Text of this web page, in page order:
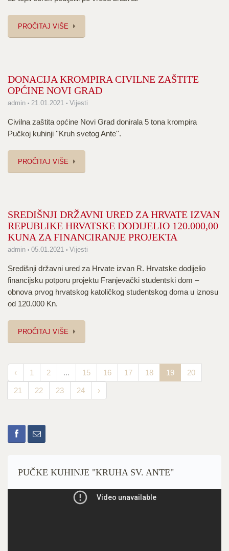
PROČITAJ VIŠE
DONACIJA KROMPIRA CIVILNE ZAŠTITE
OPĆINE NOVI GRAD
admin 21.01.2021 Vijesti
Civilna zaštita općine Novi Grad donirala 5 tona krompira
Pučkoj kuhinji ''Kruh svetog Ante''.
PROČITAJ VIŠE
SREDIŠNJI DRŽAVNI URED ZA HRVATE IZVAN
REPUBLIKE HRVATSKE DODIJELIO 120.000,00
KUNA ZA FINANCIRANJE PROJEKTA
admin 05.01.2021 Vijesti
Središnji državni ured za Hrvate izvan R. Hrvatske dodijelio
financijsku potporu projektu Franjevački studentski dom –
obnova prvog hrvatskog katoličkog studentskog doma u iznosu
od 120.000 Kn.
PROČITAJ VIŠE
‹ 1 2 ... 15 16 17 18 19 20
21 22 23 24 ›
PUČKE KUHINJE "KRUHA SV. ANTE"